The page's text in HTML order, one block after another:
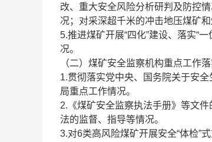
改、重大安全风险分析研判及防控
况；对采深超千米的冲击地压煤矿
5.推进煤矿开展“四化”建设、落实“
况。
（二）煤矿安全监察机构重点工作落
1.贯彻落实党中央、国务院关于安
局重点工作情况。
2.《煤矿安全监察执法手册》等文
法的监督、指导等情况。
3.对6类高风险煤矿开展安全“体检”